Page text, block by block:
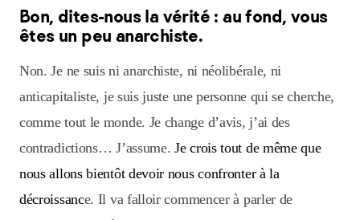
Bon, dites-nous la vérité : au fond, vous
êtes un peu anarchiste.
Non. Je ne suis ni anarchiste, ni néolibérale, ni
anticapitaliste, je suis juste une personne qui se cherche,
comme tout le monde. Je change d’avis, j’ai des
contradictions… J’assume.Je crois tout de même que
nous allons bientôt devoir nous confronter à la
décroissance. Il va falloir commencer à parler de